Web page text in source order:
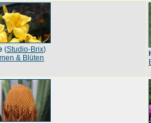
(Studio-Brix)
& Blüten